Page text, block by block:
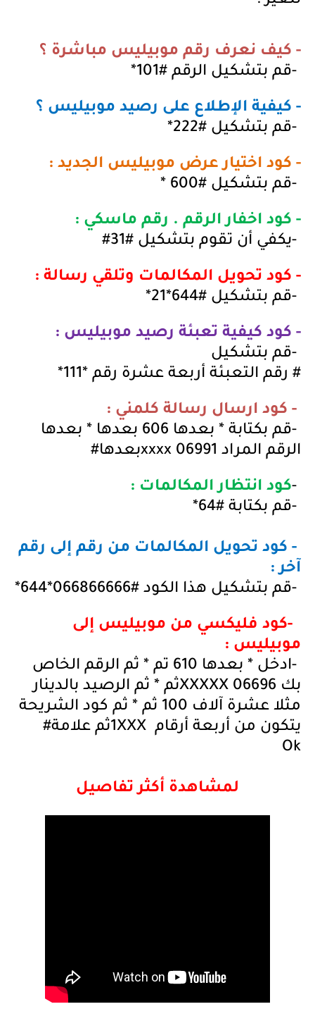
- كيف نعرف رقم موبيليس مباشرة ؟
-قم بتشكيل الرقم #101 *
- كيفية الإطلاع على رصيد موبيليس ؟
-قم بتشكيل #222 *
- كود اختيار عرض موبيليس الجديد :
-قم بتشكيل #600 *
- كود اخفار الرقم . رقم ماسكي :
-يكفي أن تقوم بتشكيل #31 #
- كود تحويل المكالمات وتلقي رسالة :
-قم بتشكيل #644*21 *
- كود كيفية تعبئة رصيد موبيليس :
-قم بتشكيل
# رقم التعبئة أربعة عشرة رقم *111 *
- كود ارسال رسالة كلمني :
-
قم بكتابة * بعدها 606 بعدها * بعدها
الرقم المراد 06991
xxxxبعدها#
-كود انتظار المكالمات :
-قم بكتابة #64 *
- كود تحويل المكالمات من رقم إلى رقم
آخر :
-قم بتشكيل هذا الكود #066866666*644 *
-كود فليكسي من موبيليس إلى
موبيليس :
-
ادخل * بعدها 610 تم * ثم الرقم الخاص
بك 06696
XXXXXثم * ثم الرصيد بالدينار
مثلا عشرة آلاف 100 ثم * ثم كود الشريحة
يتكون من أربعة أرقام 1XXX ثم علامة#
Ok
لمشاهدة أكثر تفاصيل